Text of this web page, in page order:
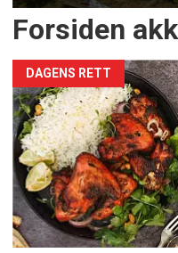
Forsiden
DAGENS RETT